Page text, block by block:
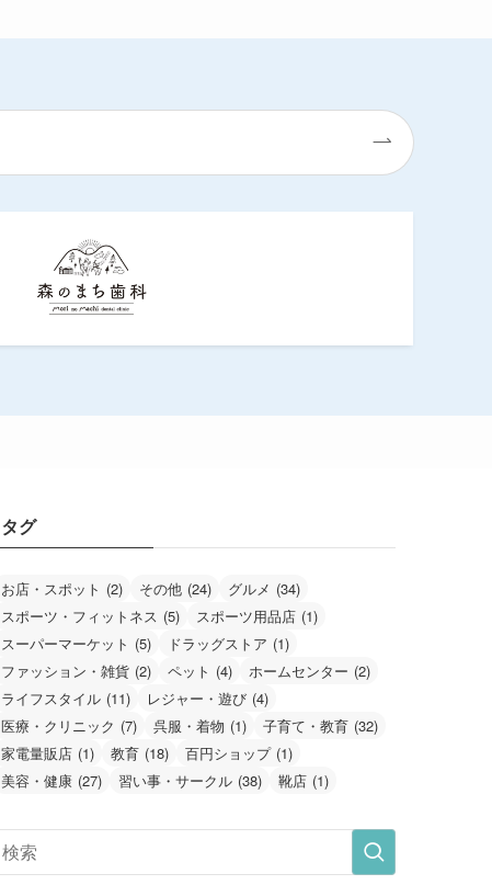
タグ
お店・スポット (2) その他 (24) グルメ (34)
スポーツ・フィットネス (5) スポーツ用品店 (1)
スーパーマーケット (5) ドラッグストア (1)
ファッション・雑貨 (2) ペット (4) ホームセンター (2)
ライフスタイル (11) レジャー・遊び (4)
医療・クリニック (7) 呉服・着物 (1) 子育て・教育 (32)
家電量販店 (1) 教育 (18) 百円ショップ (1)
美容・健康 (27) 習い事・サークル (38) 靴店 (1)